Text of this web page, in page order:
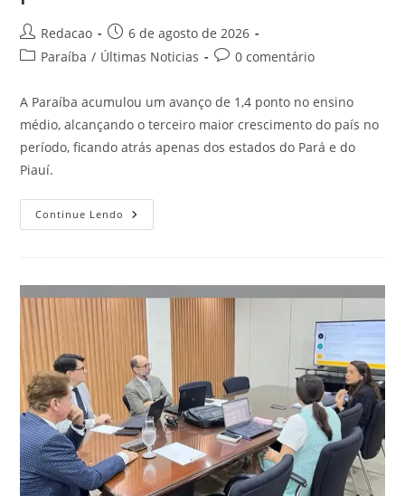
Redacao
6 de agosto de 2026
Paraíba / Últimas Noticias 0 comentário
A Paraíba acumulou um avanço de 1,4 ponto no ensino
médio, alcançando o terceiro maior crescimento do país no
período, ficando atrás apenas dos estados do Pará e do
Piauí.
Continue Lendo